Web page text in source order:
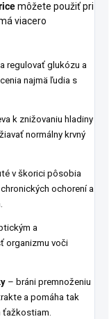
môžete použiť pri
viacero
regulovať glukózu a
najmä ľudia s
k znižovaniu hladiny
normálny krvný
v škorici pôsobia
ochorení a
a
organizmu voči
– bráni premnoženiu
a pomáha tak
ťažkostiam.